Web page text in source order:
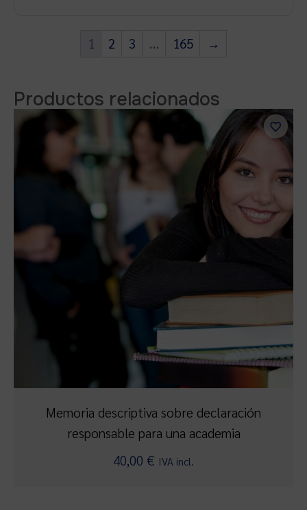
1 2 3 … 165 →
Productos relacionados
Memoria descriptiva sobre declaración
responsable para una academia
40,00 € IVA incl.